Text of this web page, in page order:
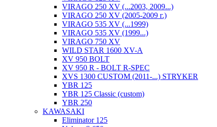
VIRAGO 250 XV (...2003, 2009...)
VIRAGO 250 XV (2005-2009 г.)
VIRAGO 535 XV (...1999)
VIRAGO 535 XV (1999...)
VIRAGO 750 XV
WILD STAR 1600 XV-A
XV 950 BOLT
XV 950 R - BOLT R-SPEC
XVS 1300 CUSTOM (2011-...) STRYKER
YBR 125
YBR 125 Classic (custom)
YBR 250
KAWASAKI
Eliminator 125